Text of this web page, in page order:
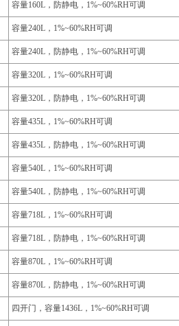
容量160L，防静电，1%~60%RH可调
容量240L，1%~60%RH可调
容量240L，防静电，1%~60%RH可调
容量320L，1%~60%RH可调
容量320L，防静电，1%~60%RH可调
容量435L，1%~60%RH可调
容量435L，防静电，1%~60%RH可调
容量540L，1%~60%RH可调
容量540L，防静电，1%~60%RH可调
容量718L，1%~60%RH可调
容量718L，防静电，1%~60%RH可调
容量870L，1%~60%RH可调
容量870L，防静电，1%~60%RH可调
四开门，容量1436L，1%~60%RH可调